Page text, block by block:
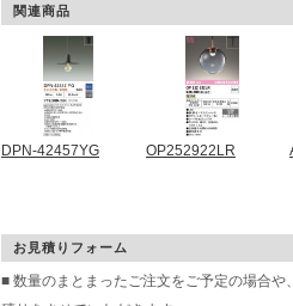
関連商品
DPN-42457YG OP252922LR
お見積りフォーム
■ 数量のまとまったご注文をご予定の場合